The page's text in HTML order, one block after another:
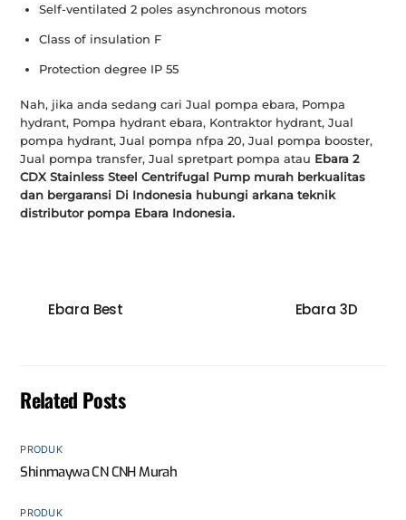
Self-ventilated 2 poles asynchronous motors
Class of insulation F
Protection degree IP 55
Nah, jika anda sedang cari Jual pompa ebara, Pompa
hydrant, Pompa hydrant ebara, Kontraktor hydrant, Jual
pompa hydrant, Jual pompa nfpa 20, Jual pompa booster,
Jual pompa transfer, Jual spretpart pompa atau Ebara 2
CDX Stainless Steel Centrifugal Pump murah berkualitas
dan bergaransi Di Indonesia hubungi arkana teknik
distributor pompa Ebara Indonesia.
Ebara Best Ebara 3D
Related Posts
PRODUK
Shinmaywa CN CNH Murah
PRODUK